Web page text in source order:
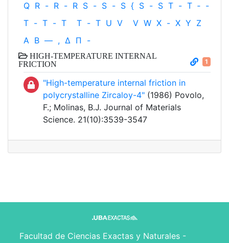
Q R - R - R S - S - S { S - S T - T ‐ -
T - T - T T - T U V V W X - X Y Z
Α Β — , Δ Π -
HIGH-TEMPERATURE INTERNAL
FRICTION
1
"High-temperature internal friction in
polycrystalline Zircaloy-4" (1986) Povolo,
F.; Molinas, B.J. Journal of Materials
Science. 21(10):3539-3547
Facultad de Ciencias Exactas y Naturales -